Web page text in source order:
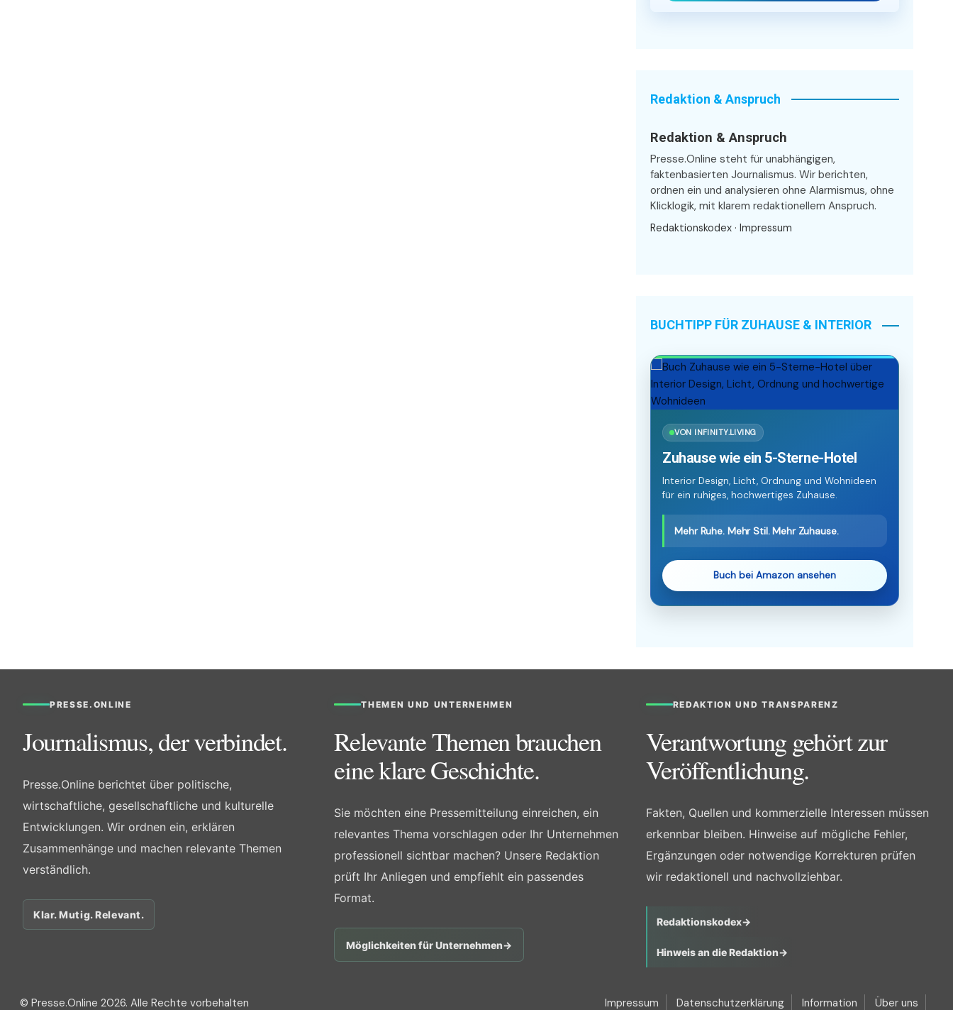
Redaktion & Anspruch
Redaktion & Anspruch
Presse.Online steht für unabhängigen,
faktenbasierten Journalismus. Wir berichten,
ordnen ein und analysieren ohne Alarmismus, ohne
Klicklogik, mit klarem redaktionellem Anspruch.
Redaktionskodex · Impressum
BUCHTIPP FÜR ZUHAUSE & INTERIOR
VON INFINITY.LIVING
Zuhause wie ein 5-Sterne-Hotel
Interior Design, Licht, Ordnung und Wohnideen
für ein ruhiges, hochwertiges Zuhause.
Mehr Ruhe. Mehr Stil. Mehr Zuhause.
Buch bei Amazon ansehen
PRESSE.ONLINE
Journalismus, der verbindet.
Presse.Online berichtet über politische,
wirtschaftliche, gesellschaftliche und kulturelle
Entwicklungen. Wir ordnen ein, erklären
Zusammenhänge und machen relevante Themen
verständlich.
Klar. Mutig. Relevant.
THEMEN UND UNTERNEHMEN
Relevante Themen brauchen
eine klare Geschichte.
Sie möchten eine Pressemitteilung einreichen, ein
relevantes Thema vorschlagen oder Ihr Unternehmen
professionell sichtbar machen? Unsere Redaktion
prüft Ihr Anliegen und empfiehlt ein passendes
Format.
Möglichkeiten für Unternehmen→
REDAKTION UND TRANSPARENZ
Verantwortung gehört zur
Veröffentlichung.
Fakten, Quellen und kommerzielle Interessen müssen
erkennbar bleiben. Hinweise auf mögliche Fehler,
Ergänzungen oder notwendige Korrekturen prüfen
wir redaktionell und nachvollziehbar.
Redaktionskodex→
Hinweis an die Redaktion→
© Presse.Online 2026. Alle Rechte vorbehalten Impressum Datenschutzerklärung Information Über uns